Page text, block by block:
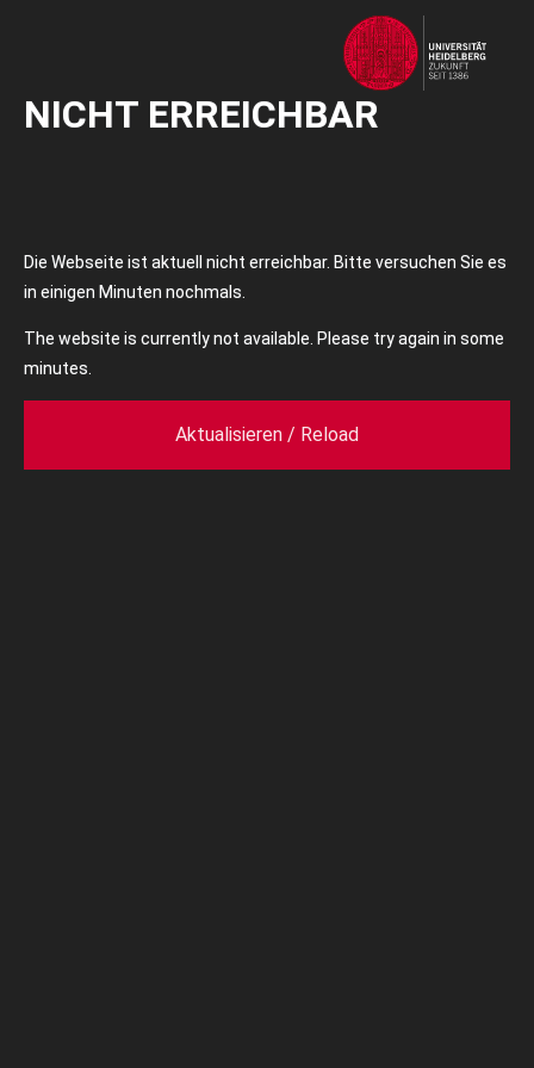
NICHT ERREICHBAR
Die Webseite ist aktuell nicht erreichbar. Bitte versuchen Sie es
in einigen Minuten nochmals.
The website is currently not available. Please try again in some
minutes.
Aktualisieren / Reload